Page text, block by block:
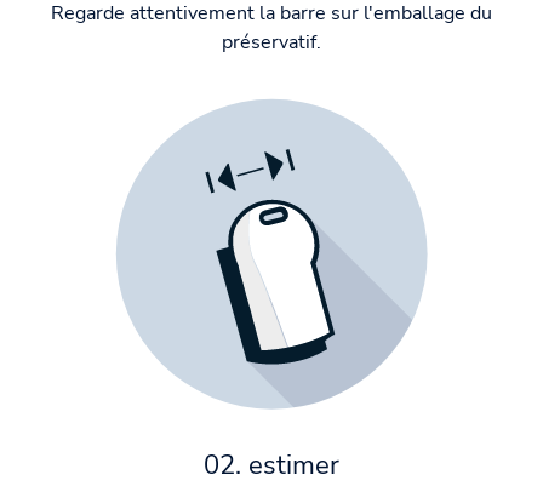
Regarde attentivement la barre sur l'emballage du
préservatif.
02. estimer